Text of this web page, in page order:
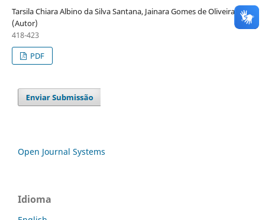
Tarsila Chiara Albino da Silva Santana, Jainara Gomes de Oliveira
(Autor)
418-423
PDF
Open Journal Systems
Idioma